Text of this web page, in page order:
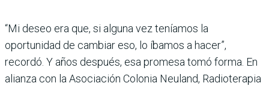
“Mi deseo era que, si alguna vez teníamos la
oportunidad de cambiar eso, lo íbamos a hacer”,
recordó. Y años después, esa promesa tomó forma. En
alianza con la Asociación Colonia Neuland, Radioterapia